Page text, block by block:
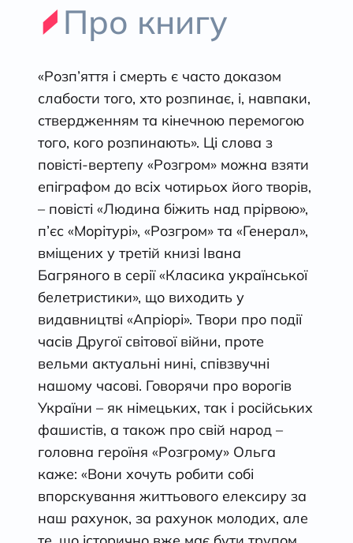
Про книгу
«Розп’яття і смерть є часто доказом
слабости того, хто розпинає, і, навпаки,
ствердженням та кінечною перемогою
того, кого розпинають». Ці слова з
повісті-вертепу «Розгром» можна взяти
епіграфом до всіх чотирьох його творів,
– повісті «Людина біжить над прірвою»,
п’єс «Морітурі», «Розгром» та «Генерал»,
вміщених у третій книзі Івана
Багряного в серії «Класика української
белетристики», що виходить у
видавництві «Апріорі». Твори про події
часів Другої світової війни, проте
вельми актуальні нині, співзвучні
нашому часові. Говорячи про ворогів
України – як німецьких, так і російських
фашистів, а також про свій народ –
головна героїня «Розгрому» Ольга
каже: «Вони хочуть робити собі
впорскування життьового елексиру за
наш рахунок, за рахунок молодих, але